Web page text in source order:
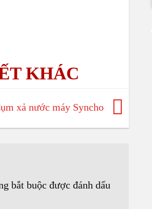
xả nước máy Syncho
bắt buộc được đánh dấu